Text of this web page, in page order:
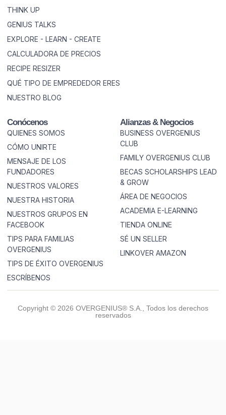
THINK UP
GENIUS TALKS
EXPLORE - LEARN - CREATE
CALCULADORA DE PRECIOS
RECIPE RESIZER
QUÉ TIPO DE EMPREDEDOR ERES
NUESTRO BLOG
Conócenos
QUIENES SOMOS
CÓMO UNIRTE
MENSAJE DE LOS
FUNDADORES
NUESTROS VALORES
NUESTRA HISTORIA
NUESTROS GRUPOS EN
FACEBOOK
TIPS PARA FAMILIAS
OVERGENIUS
TIPS DE ÉXITO OVERGENIUS
ESCRÍBENOS
Alianzas & Negocios
BUSINESS OVERGENIUS
CLUB
FAMILY OVERGENIUS CLUB
BECAS SCHOLARSHIPS LEAD
& GROW
ÁREA DE NEGOCIOS
ACADEMIA E-LEARNING
TIENDA ONLINE
SÉ UN SELLER
LINKOVER AMAZON
Copyright © 2026 OVERGENIUS® S.A., Todos los derechos
reservados